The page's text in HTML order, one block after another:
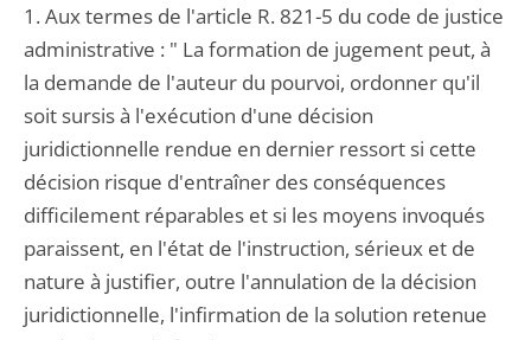
1. Aux termes de l'article R. 821-5 du code de justice
administrative : " La formation de jugement peut, à
la demande de l'auteur du pourvoi, ordonner qu'il
soit sursis à l'exécution d'une décision
juridictionnelle rendue en dernier ressort si cette
décision risque d'entraîner des conséquences
difficilement réparables et si les moyens invoqués
paraissent, en l'état de l'instruction, sérieux et de
nature à justifier, outre l'annulation de la décision
juridictionnelle, l'infirmation de la solution retenue